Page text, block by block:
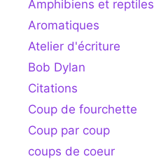
Amphibiens et reptiles
Aromatiques
Atelier d'écriture
Bob Dylan
Citations
Coup de fourchette
Coup par coup
coups de coeur